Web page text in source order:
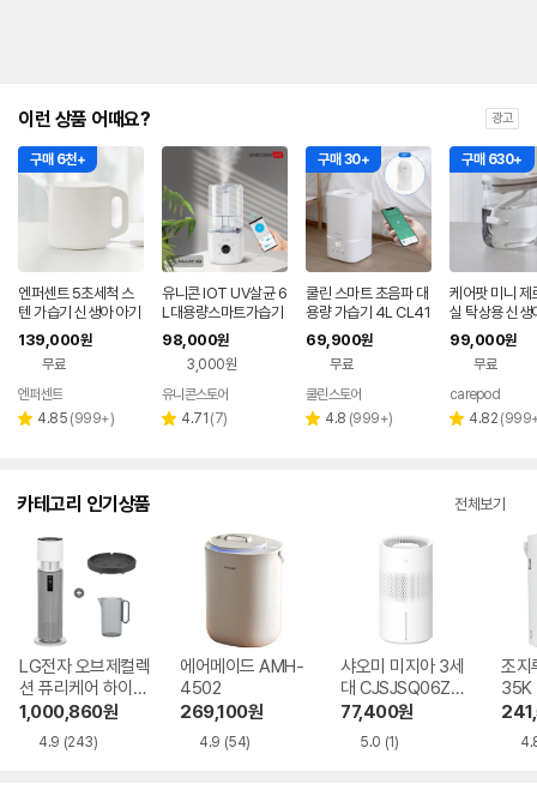
이런 상품 어때요? 광고
구매 6천+
엔퍼센트 5초세척 스
텐 가습기 신생아 아기
가습기 화이트
139,000원
무료
엔퍼센트
별 4.85 리
(999+)
유니콘 IOT UV살균 6
L대용량스마트가습기
IOT 앱연동 WIFI어플
연동 리모컨지원 TL-
HM60V
98,000원
3,000원
유니콘스토어
별 4.71 리
(7)
구매 30+
쿨린 스마트 초음파 대
용량 가습기 4L CL41
0T
69,900원
무료
쿨린스토어
별 4.8 리
(999+)
구매 630+
케어팟 미니 제
실 탁상용 신생
가습기
99,000원
무료
carepod
별 4.82 리
(
카테고리 인기상품 전체보기
LG전자 오브제컬렉
션 퓨리케어 하이드
로타워 HY705RS
UABM
1,000,860원
4.9 (243)
에어메이드 AMH-
4502
269,100원
4.9 (54)
샤오미 미지아 3세
대 CJSJSQ06ZM
Z
77,400원
5.0 (1)
조지
35K